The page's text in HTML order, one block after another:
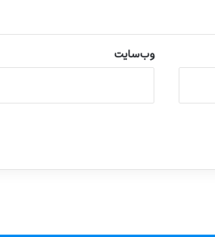
وب‌سایت